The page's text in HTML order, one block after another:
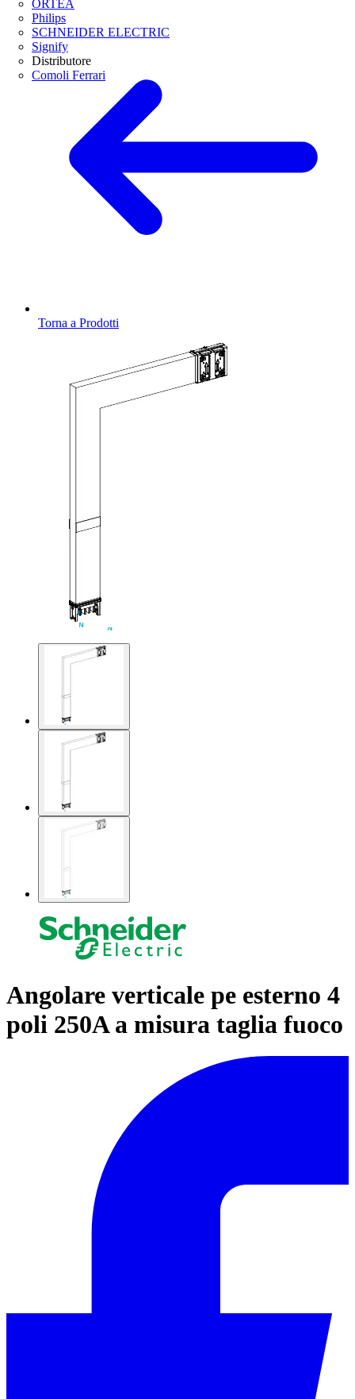
ORTEA
Philips
SCHNEIDER ELECTRIC
Signify
Distributore
Comoli Ferrari
Torna a Prodotti
Angolare verticale pe esterno 4
poli 250A a misura taglia fuoco